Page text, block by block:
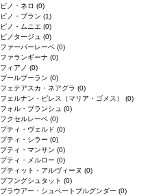
ピノ・ネロ (0)
ピノ・ブラン (1)
ピノ・ムニエ (0)
ピノタージュ (0)
ファーバーレーベ (0)
ファランギーナ (0)
フィアノ (0)
ブールブーラン (0)
フェテアスカ・ネアグラ (0)
フェルナン・ピレス（マリア・ゴメス） (0)
フォル・ブランシュ (0)
フクセルレーベ (0)
プティ・ヴェルド (0)
プティ・シラー (0)
プティ・マンサン (0)
プティ・メルロー (0)
プティット・アルヴィーヌ (0)
プフングシュタット (0)
ブラウアー・シュペートブルグンダー (0)